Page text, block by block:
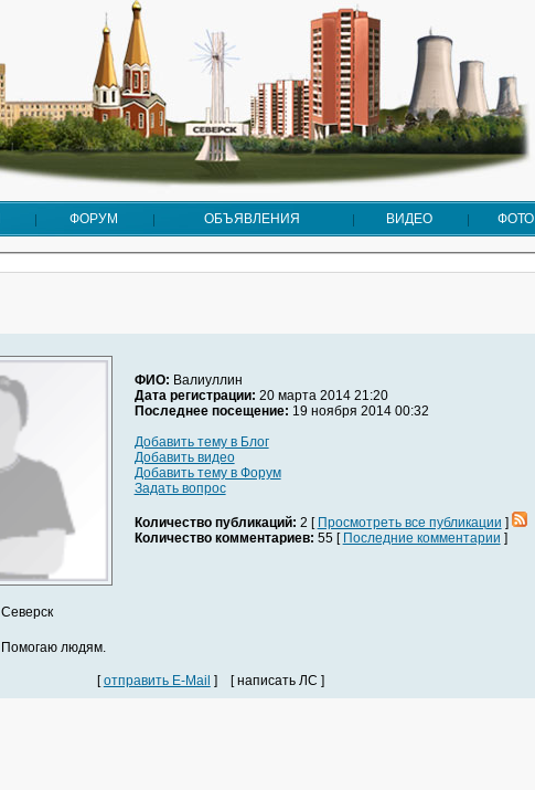
ФОРУМ ОБЪЯВЛЕНИЯ ВИДЕО ФОТО
ФИО: Валиуллин
Дата регистрации: 20 марта 2014 21:20
Последнее посещение: 19 ноября 2014 00:32
Добавить тему в Блог
Добавить видео
Добавить тему в Форум
Задать вопрос
Количество публикаций: 2 [ Просмотреть все публикации ]
Количество комментариев: 55 [ Последние комментарии ]
Северск
Помогаю людям.
[отправить E-Mail ] [ написать ЛС ]